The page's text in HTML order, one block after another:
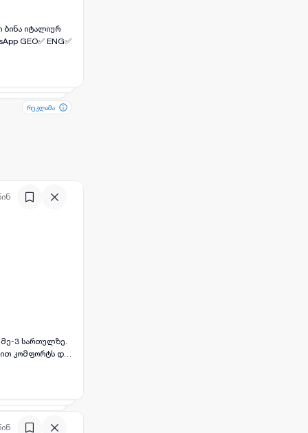
GEO✅ ENG✅
რეკლამა
რეკლამა
3 სართულზე.
კომფორტს და